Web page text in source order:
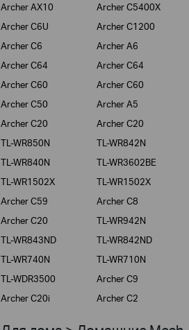
Archer AX10
Archer C5400X
Archer C6U
Archer C1200
Archer C6
Archer A6
Archer C64
Archer C64
Archer C60
Archer C60
Archer C50
Archer A5
Archer C20
Archer C20
TL-WR850N
TL-WR842N
TL-WR840N
TL-WR3602BE
TL-WR1502X
TL-WR1502X
Archer C59
Archer C8
Archer C20
TL-WR942N
TL-WR843ND
TL-WR842ND
TL-WR740N
TL-WR710N
TL-WDR3500
Archer C9
Archer C20i
Archer C2